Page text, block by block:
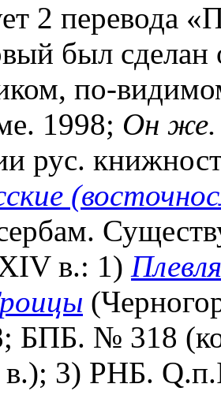
2 перевода
был сделан
по-
1998; Он же.
рус.
в.: 1)
БПБ. № 318
3) РНБ.